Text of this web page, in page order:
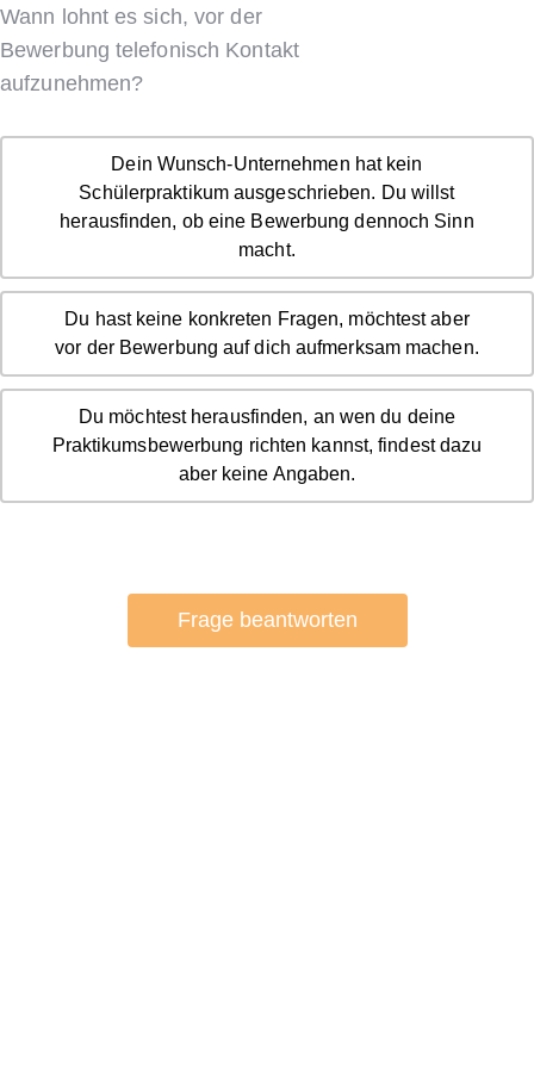
Wann lohnt es sich, vor der
Bewerbung telefonisch Kontakt
aufzunehmen?
Dein Wunsch-Unternehmen hat kein
Schülerpraktikum ausgeschrieben. Du willst
herausfinden, ob eine Bewerbung dennoch Sinn
macht.
Du hast keine konkreten Fragen, möchtest aber
vor der Bewerbung auf dich aufmerksam machen.
Du möchtest herausfinden, an wen du deine
Praktikumsbewerbung richten kannst, findest dazu
aber keine Angaben.
Frage beantworten